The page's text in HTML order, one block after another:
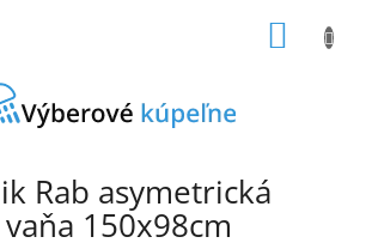
Rab asymetrická
150x98cm